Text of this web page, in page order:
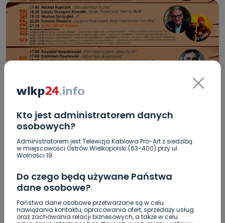
Kto jest administratorem danych
osobowych?
Administratorem jest Telewizja Kablowa Pro-Art z siedzibą
w miejscowości Ostrów Wielkopolski (63-400) przy ul.
Wolności 19.
Do czego będą używane Państwa
dane osobowe?
Państwa dane osobowe przetwarzane są w celu
nawiązania kontaktu, opracowania ofert, sprzedaży usług
oraz zachowania relacji biznesowych, a także w celu
REGION WIADOMOŚCI
Jak przebiegnie Odyseja Antonińska?
[ZOBACZ HARMONOGRAM]
04.08.2022 11:39
Ewa Szewczyk